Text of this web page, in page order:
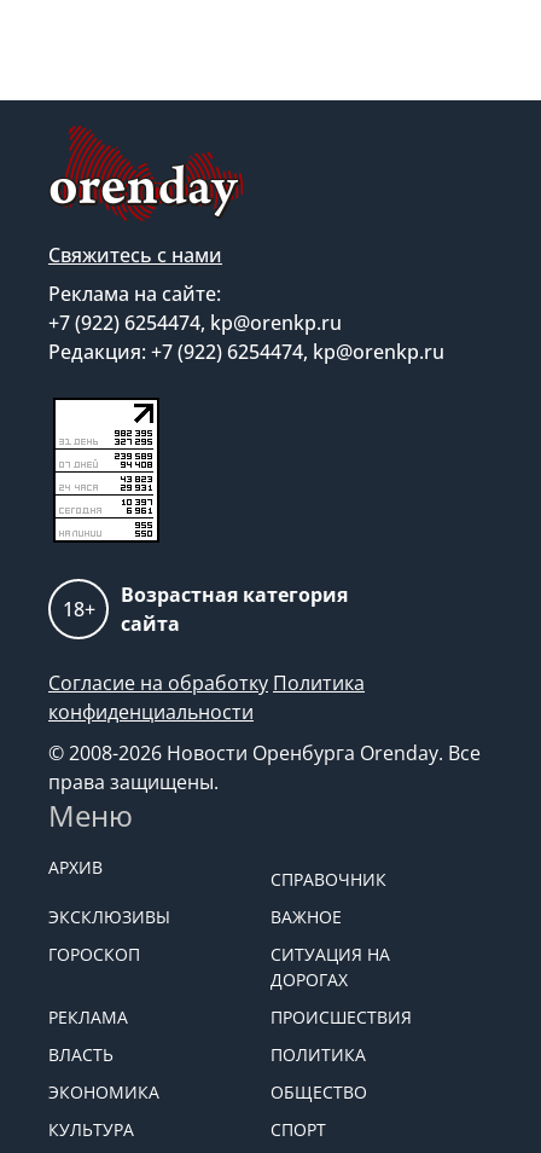
Свяжитесь с нами
Реклама на сайте:
+7 (922) 6254474, kp@orenkp.ru
Редакция: +7 (922) 6254474, kp@orenkp.ru
18+
Возрастная категория
сайта
Согласие на обработку Политика
конфиденциальности
© 2008-2026 Новости Оренбурга Orenday. Все
права защищены.
Меню
АРХИВ
СПРАВОЧНИК
ЭКСКЛЮЗИВЫ
ВАЖНОЕ
ГОРОСКОП
СИТУАЦИЯ НА
ДОРОГАХ
РЕКЛАМА
ПРОИСШЕСТВИЯ
ВЛАСТЬ
ПОЛИТИКА
ЭКОНОМИКА
ОБЩЕСТВО
КУЛЬТУРА
СПОРТ